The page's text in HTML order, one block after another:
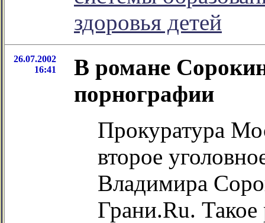
здоровья детей
26.07.2002
16:41
В романе
порнографии
Прокуратура
второе
Владимира
Грани.Ru.